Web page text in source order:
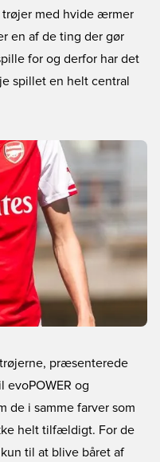
trøjer med hvide ærmer
en af de ting der gør
for og derfor har det
spillet en helt central
præsenterede
evoPOWER og
de i samme farver som
helt tilfældigt. For de
til at blive båret af